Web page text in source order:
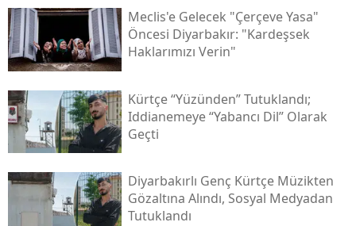
Meclis'e Gelecek "çerçeve Yasa"
Öncesi Diyarbakır: "kardeşsek
Haklarımızı Verin"
Kürtçe “yüzünden” Tutuklandı;
Iddianemeye “yabancı Dil” Olarak
Geçti
Diyarbakırlı Genç Kürtçe Müzikten
Gözaltına Alındı, Sosyal Medyadan
Tutuklandı